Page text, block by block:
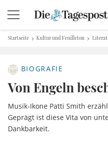
Startseite Kultur und Feuilleton
BIOGRAFIE
Von Engeln
Musik-Ikone Patti Smith
Geprägt ist diese Vita von
Dankbarkeit.